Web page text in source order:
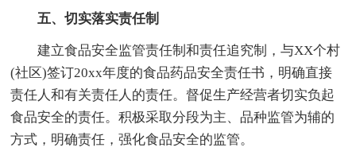
五、切实落实责任制
建立食品安全监管责任制和责任追究制，与XX个村
(社区)签订20xx年度的食品药品安全责任书，明确直接
责任人和有关责任人的责任。督促生产经营者切实负起
食品安全的责任。积极采取分段为主、品种监管为辅的
方式，明确责任，强化食品安全的监管。